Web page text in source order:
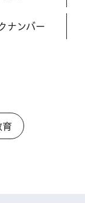
ナンバー
育